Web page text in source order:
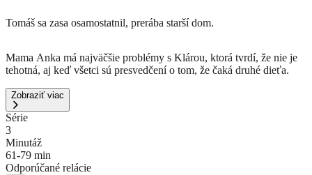
Tomáš sa zasa osamostatnil, prerába starší dom.
Mama Anka má najväčšie problémy s Klárou, ktorá tvrdí, že nie je
tehotná, aj keď všetci sú presvedčení o tom, že čaká druhé dieťa.
Zobraziť viac
Série
3
Minutáž
61-79 min
Odporúčané relácie